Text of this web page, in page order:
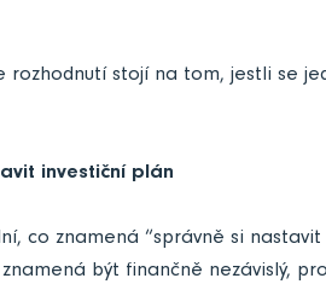
rozhodnutí stojí na tom, jestli se
investiční plán
co znamená “správně si
být finančně nezávislý,